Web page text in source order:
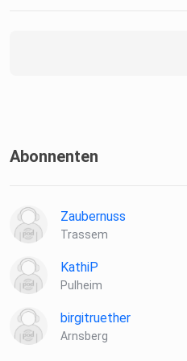
Abonnenten
Zaubernuss
Trassem
KathiP
Pulheim
birgitruether
Arnsberg